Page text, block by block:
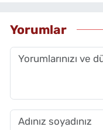
Yorumlar